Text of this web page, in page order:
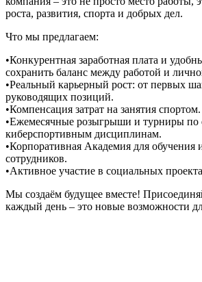
роста, развития, спорта и добрых дел.
Что мы предлагаем:
•Конкурентная заработная плата и
сохранить баланс между работой и
•Реальный карьерный рост: от первых
руководящих позиций.
•Компенсация затрат на занятия спортом.
•Ежемесячные розыгрыши и турниры по
киберспортивным дисциплинам.
•Корпоративная Академия для обучения
сотрудников.
•Активное участие в социальных
Мы создаём будущее вместе!
каждый день – это новые возможности